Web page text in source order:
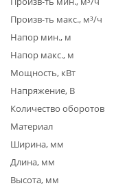
Произв-ть макс., м³/ч
Напор мин., м
Напор макс., м
Мощность, кВт
Напряжение, В
Количество оборотов
Материал
Ширина, мм
Длина, мм
Высота, мм